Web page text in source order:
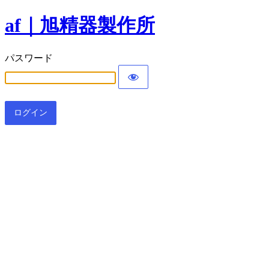
af｜旭精器製作所
パスワード